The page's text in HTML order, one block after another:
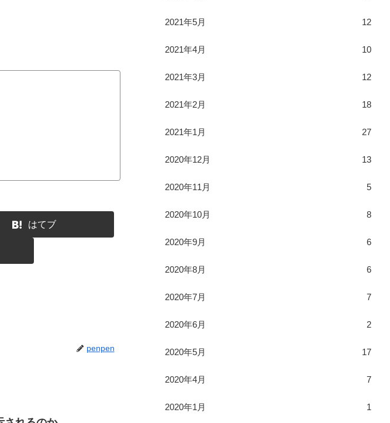
はてブ
penpen
2021年5月 12
2021年4月 10
2021年3月 12
2021年2月 18
2021年1月 27
2020年12月 13
2020年11月 5
2020年10月 8
2020年9月 6
2020年8月 6
2020年7月 7
2020年6月 2
2020年5月 17
2020年4月 7
2020年1月 1